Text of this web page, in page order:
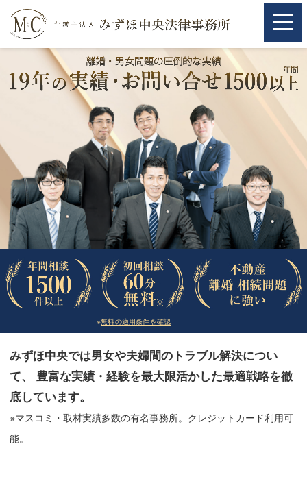
取扱分野
相続・遺言
離婚（夫婦間トラブル）
企業法務
労働問題（解雇，残業等）
刑事弁護
交通事故
法律相談など（その他）
お客様へ
みずほ中央の特長・実質編
※無料の適用条件を確認
みずほ中央では男女や夫婦間のトラブル解決につい
て、 豊富な実績・経験を最大限活かした最適戦略を徹
底しています。
※マスコミ・取材実績多数の有名事務所。クレジットカード利用可
能。
取扱分野
相続・遺言
離婚（夫婦間トラブル）
企業法務
労働問題（解雇，残業等）
刑事弁護
交通事故
法律相談など（その他）
お客様へ
みずほ中央の特長・実質編